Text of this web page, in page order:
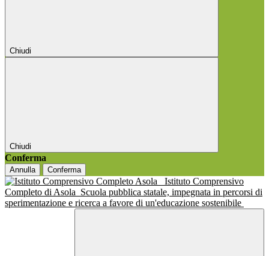
Chiudi
Chiudi
Conferma
Annulla Conferma
Istituto Comprensivo
Completo di Asola Scuola pubblica statale, impegnata in percorsi di
sperimentazione e ricerca a favore di un'educazione sostenibile